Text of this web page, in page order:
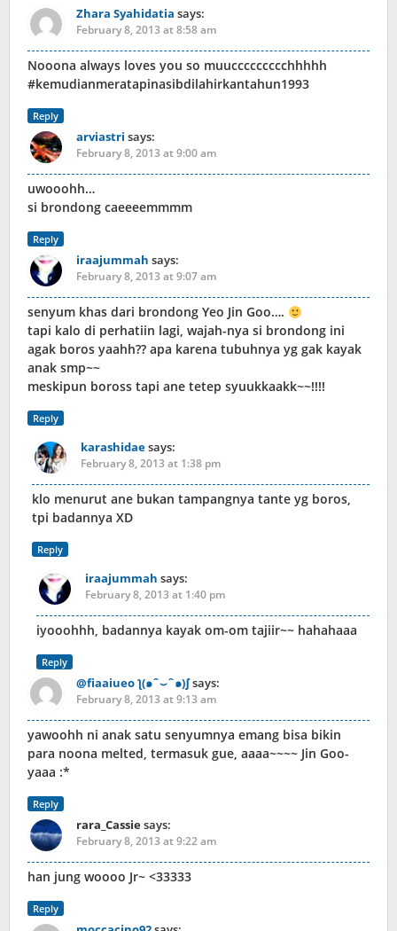
Zhara Syahidatia says:
February 8, 2013 at 8:58 am
Nooona always loves you so muuccccccccchhhhh
#kemudianmeratapinasibdilahirkantahun1993
Reply
arviastri says:
February 8, 2013 at 9:00 am
uwooohh…
si brondong caeeeemmmm
Reply
iraajummah says:
February 8, 2013 at 9:07 am
senyum khas dari brondong Yeo Jin Goo….
tapi kalo di perhatiin lagi, wajah-nya si brondong ini
agak boros yaahh?? apa karena tubuhnya yg gak kayak
anak smp~~
meskipun boross tapi ane tetep syuukkaakk~~!!!!
Reply
karashidaesays:
February 8, 2013 at 1:38 pm
klo menurut ane bukan tampangnya tante yg boros,
tpi badannya XD
Reply
iraajummah says:
February 8, 2013 at 1:40 pm
iyooohhh, badannya kayak om-om tajiir~~ hahahaaa
Reply
@fiaaiueo ƪ(๑ˆ⌣ˆ๑)∫says:
February 8, 2013 at 9:13 am
yawoohh ni anak satu senyumnya emang bisa bikin
para noona melted, termasuk gue, aaaa~~~~ Jin Goo-
yaaa :*
Reply
rara_Cassiesays:
February 8, 2013 at 9:22 am
han jung woooo Jr~ <33333
Reply